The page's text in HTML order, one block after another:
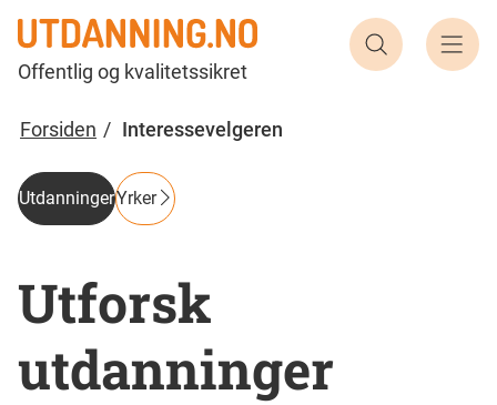
Offentlig og kvalitetssikret
Søk etter
Forsiden Interessevelgeren
UtdanningerYrker
Utforsk
utdanninger